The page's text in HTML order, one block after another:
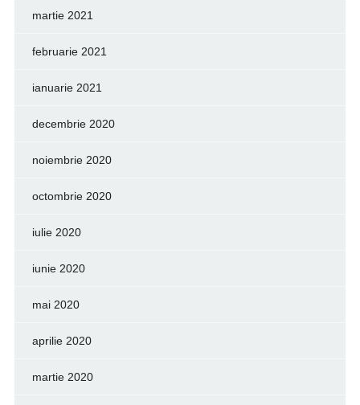
martie 2021
februarie 2021
ianuarie 2021
decembrie 2020
noiembrie 2020
octombrie 2020
iulie 2020
iunie 2020
mai 2020
aprilie 2020
martie 2020